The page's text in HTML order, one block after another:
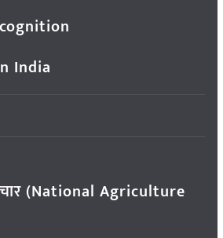
India
(National Agriculture